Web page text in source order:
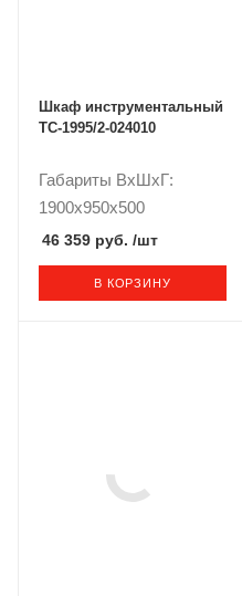
Шкаф инструментальный
TC-1995/2-024010
Габариты ВxШxГ:
1900x950x500
46 359 руб. /шт
В КОРЗИНУ